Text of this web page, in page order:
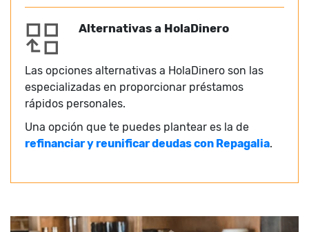
Alternativas a HolaDinero
Las opciones alternativas a HolaDinero son las
especializadas en proporcionar préstamos
rápidos personales.
Una opción que te puedes plantear es la de
refinanciar y reunificar deudas con Repagalia.